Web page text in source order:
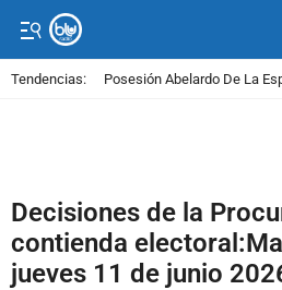
Tendencias: Posesión Abelardo De La
Decisiones de la
contienda
jueves 11 de junio